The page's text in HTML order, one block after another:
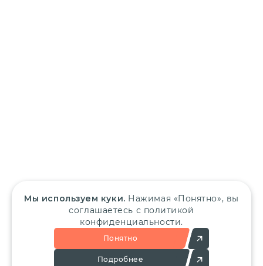
Мы используем куки. Нажимая «Понятно», вы
соглашаетесь с политикой
конфиденциальности.
Понятно
Подробнее